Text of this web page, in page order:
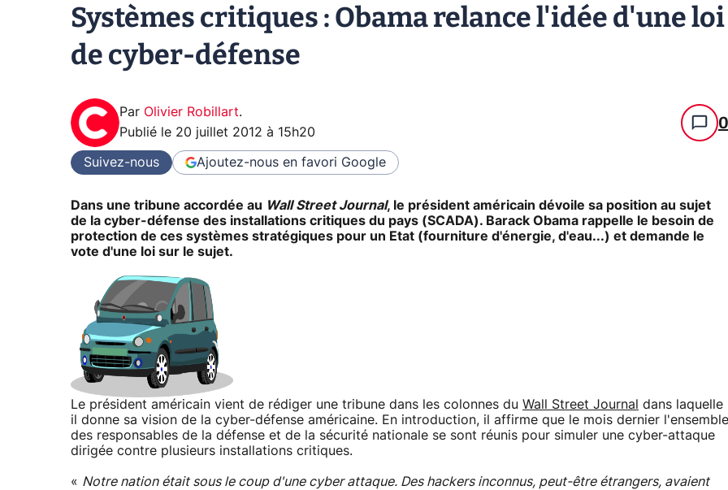
Systèmes critiques : Obama relance l'idée d'une loi
de cyber-défense
Par Olivier Robillart.
Publié le 20 juillet 2012 à 15h20 0
Suivez-nous Ajoutez-nous en favori Google
Dans une tribune accordée au Wall Street Journal, le président américain dévoile sa position au sujet
de la cyber-défense des installations critiques du pays (SCADA). Barack Obama rappelle le besoin de
protection de ces systèmes stratégiques pour un Etat (fourniture d'énergie, d'eau...) et demande le
vote d'une loi sur le sujet.
Le président américain vient de rédiger une tribune dans les colonnes du Wall Street Journal
dans laquelle
il donne sa vision de la cyber-défense américaine. En introduction, il affirme que le mois dernier l'ensemble
des responsables de la défense et de la sécurité nationale se sont réunis pour simuler une cyber-attaque
dirigée contre plusieurs installations critiques.
« Notre nation était sous le coup d'une cyber attaque. Des hackers inconnus, peut-être étrangers, avaient